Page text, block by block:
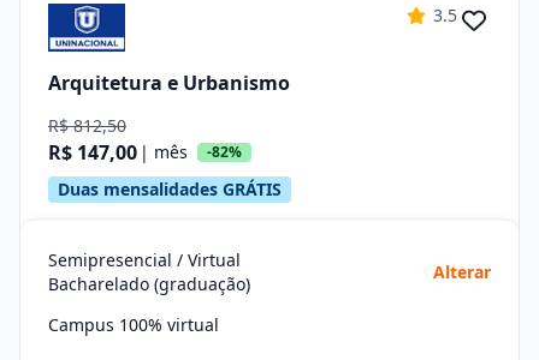
3.5
Arquitetura e Urbanismo
R$ 812,50
R$ 147,00 | mês -82%
Duas mensalidades GRÁTIS
Semipresencial / Virtual
Bacharelado (graduação)
Alterar
Campus 100% virtual